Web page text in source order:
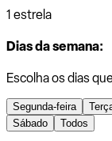
1 estrela
Dias da semana:
Escolha os dias
Segunda-feira
Sábado
Todos